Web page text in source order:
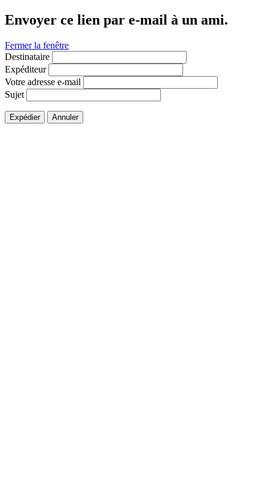
Envoyer ce lien par e-mail à un ami.
Fermer la fenêtre
Destinataire
Expéditeur
Votre adresse e-mail
Sujet
Expédier Annuler